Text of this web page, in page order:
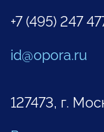
+7 (495) 247
id@opora.ru
127473, г.